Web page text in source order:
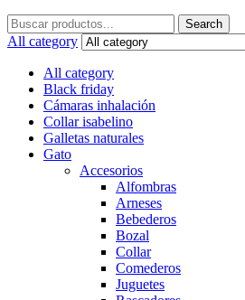
Search
for:
Search
All category
All category
Black friday
Cámaras inhalación
Collar isabelino
Galletas naturales
Gato
Accesorios
Alfombras
Arneses
Bebederos
Bozal
Collar
Comederos
Juguetes